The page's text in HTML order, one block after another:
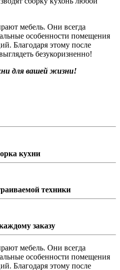
мебель. Они всегда
особенности помещения
Благодаря этому после
безукоризненно!
для вашей жизни!
кухни
техники
заказу
мебель. Они всегда
особенности помещения
Благодаря этому после